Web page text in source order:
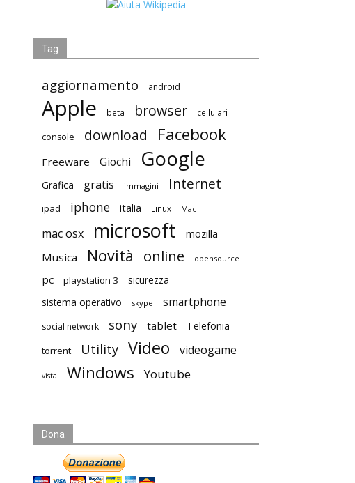
Tag
aggiornamento android
Apple beta browser cellulari
console download Facebook
Freeware Giochi Google
Grafica gratis immagini Internet
ipad iphone italia Linux Mac
mac osx microsoft
mozilla
Musica
Novità online opensource
pc playstation 3
sicurezza
sistema operativo
skype smartphone
social network sony tablet Telefonia
torrent Utility Video videogame
vista Windows Youtube
Dona